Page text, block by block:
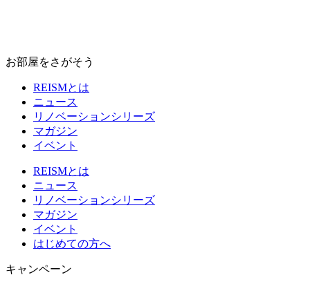
お部屋をさがそう
REISMとは
ニュース
リノベーションシリーズ
マガジン
イベント
REISMとは
ニュース
リノベーションシリーズ
マガジン
イベント
はじめての方へ
キャンペーン